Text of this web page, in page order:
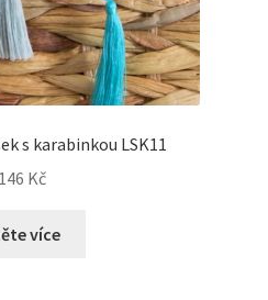
s karabinkou LSK11
146 Kč
více